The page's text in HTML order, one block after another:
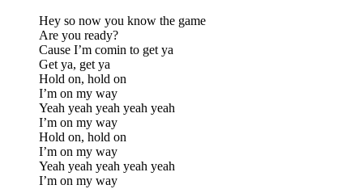
Hey so now you know the game
Are you ready?
Cause I’m comin to get ya
Get ya, get ya
Hold on, hold on
I’m on my way
Yeah yeah yeah yeah yeah
I’m on my way
Hold on, hold on
I’m on my way
Yeah yeah yeah yeah yeah
I’m on my way